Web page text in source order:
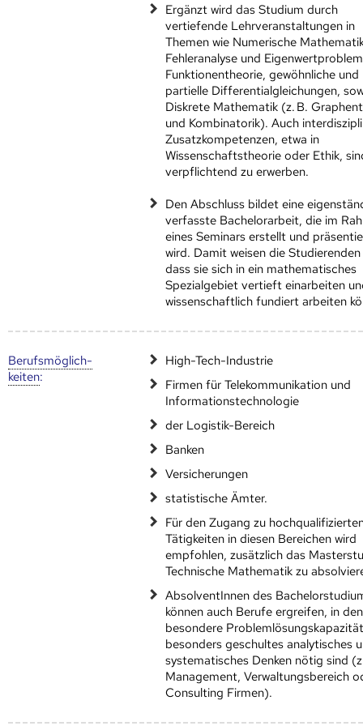
Ergänzt wird das Studium durch
vertiefende Lehrveranstaltungen in
Themen wie Numerische
Fehleranalyse und
Funktionentheorie, gewöhnliche und
partielle Differentialgleichungen,
Diskrete Mathematik (z. B.
und Kombinatorik). Auch
Zusatzkompetenzen, etwa in
Wissenschaftstheorie oder Ethik,
verpflichtend zu erwerben.
Den Abschluss bildet eine
verfasste Bachelorarbeit, die im
eines Seminars erstellt und
wird. Damit weisen die
dass sie sich in ein mathematisches
Spezialgebiet vertieft einarbeiten
wissenschaftlich fundiert arbeiten
Berufs­möglich­
keiten:
High-Tech-Industrie
Firmen für Telekommunikation und
Informationstechnologie
der Logistik-Bereich
Banken
Versicherungen
statistische Ämter.
Für den Zugang zu
Tätigkeiten in diesen Bereichen wird
empfohlen, zusätzlich das
Technische Mathematik zu
AbsolventInnen des
können auch Berufe ergreifen, in
besondere
besonders geschultes analytisches
systematisches Denken nötig sind
Management, Verwaltungsbereich
Consulting Firmen).